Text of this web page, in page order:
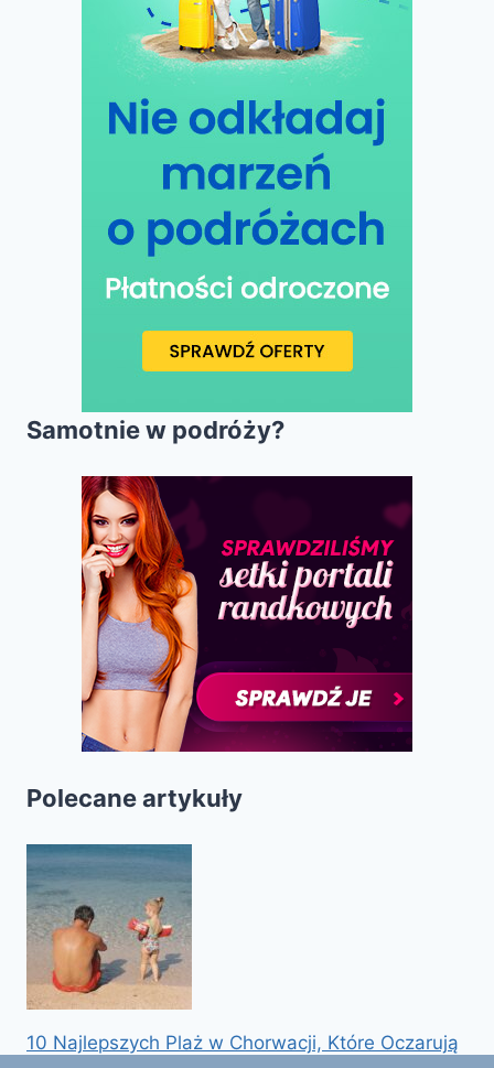
Samotnie w podróży?
Polecane artykuły
10 Najlepszych Plaż w Chorwacji, Które Oczarują